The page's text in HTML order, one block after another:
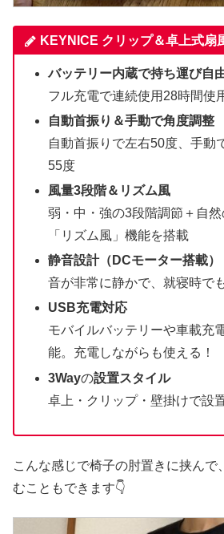
KEYNICE クリップ＆卓上式扇
バッテリー内蔵で持ち運び自
フル充電で連続使用28時間使
自動首振り＆手動で角度調整
自動首振りで左右50度、手動
55度
風量3段階＆ リズム風
弱・中・強の3段階調節＋自
「リズム風」機能を搭載
静音設計（DCモーター搭載）
音が非常に静かで、就寝時で
USB充電対応
モバイルバッテリーや車載充
能。充電しながらも使える！
3Wayの設置スタイル
卓上・クリップ・壁掛けで設
こんな感じで椅子の肘置きに挟んで
むこともできます👇